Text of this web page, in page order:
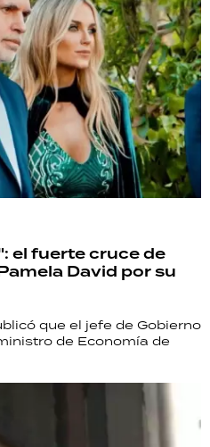
el fuerte cruce de
David por su
que el jefe de Gobierno
de Economía de